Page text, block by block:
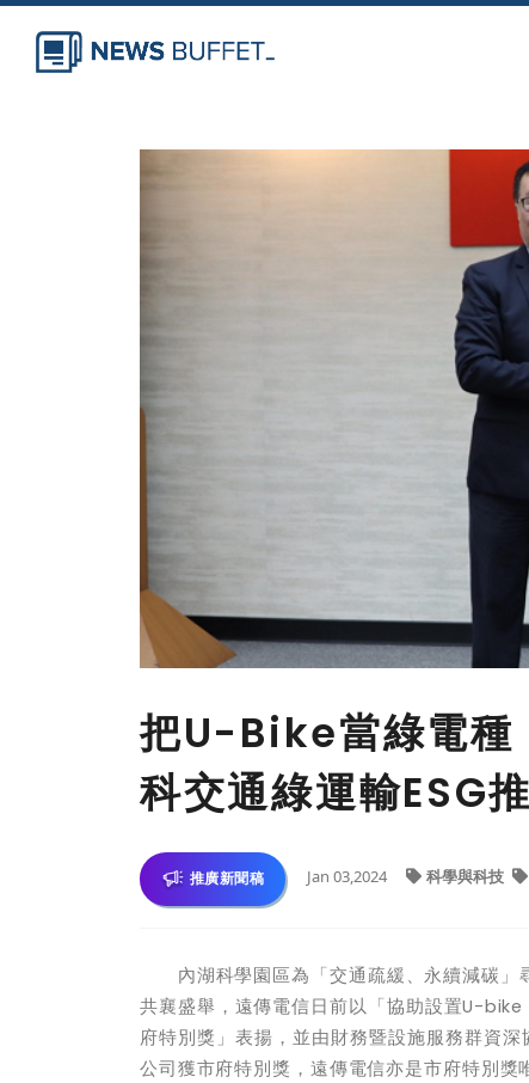
把U-Bike當綠電種
科交通綠運輸ESG
推廣新聞稿 Jan 03,2024 科學與科技
內湖科學園區為「交通疏緩、永續減碳」
共襄盛舉，遠傳電信日前以「協助設置U-
府特別獎」表揚，並由財務暨設施服務群資
公司獲市府特別獎，遠傳電信亦是市府特別